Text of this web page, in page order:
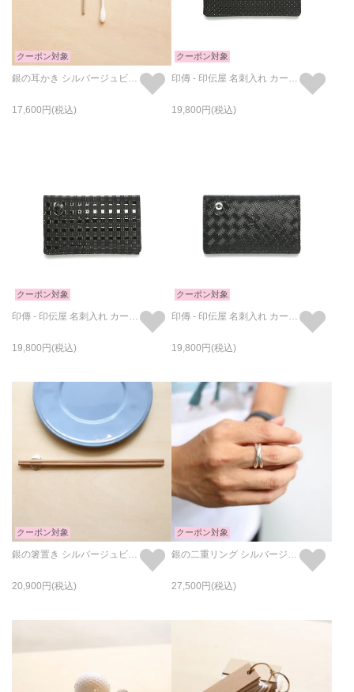
クーポン対象
銀の耳かき シルバージュビリー
17,600
クーポン対象
印傳 - 印伝屋 名刺入れ カードケース ドット柄
19,800
クーポン対象
印傳 - 印伝屋 名刺入れ カードケース チェック柄
19,800
クーポン対象
印傳 - 印伝屋 名刺入れ カードケース 無響室柄
19,800
クーポン対象
銀の箸置き シルバージュビリー
20,900
クーポン対象
銀の二重リング シルバージュビリー
27,500